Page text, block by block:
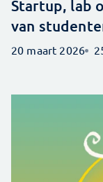
Startup, lab
van
20 maart 2026